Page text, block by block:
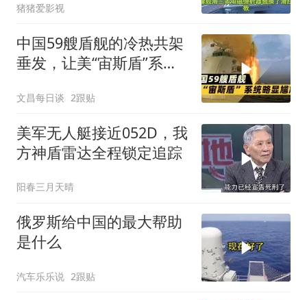
猪猪爱影视
中国59艘盾舰的冷热共架
垂发，让美“宙斯盾”系统
文昌每日谈 2跟贴
美军无人艇接近052D，我
方神盾雷达全程锁定追踪
阳春三月天晴
俄罗斯给中国的最大帮助
是什么
汽车乐乐说 2跟贴